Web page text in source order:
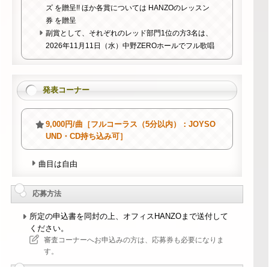
ズ を贈呈!! ほか各賞については HANZOのレッスン
券 を贈呈
副賞として、それぞれのレッド部門1位の方3名は、
2026年11月11日（水）中野ZEROホールでフル歌唱
発表コーナー
9,000円/曲［フルコーラス（5分以内）：JOYSO
UND・CD持ち込み可］
曲目は自由
応募方法
所定の申込書を同封の上、オフィスHANZOまで送付して
ください。
審査コーナーへお申込みの方は、応募券も必要になりま
す。